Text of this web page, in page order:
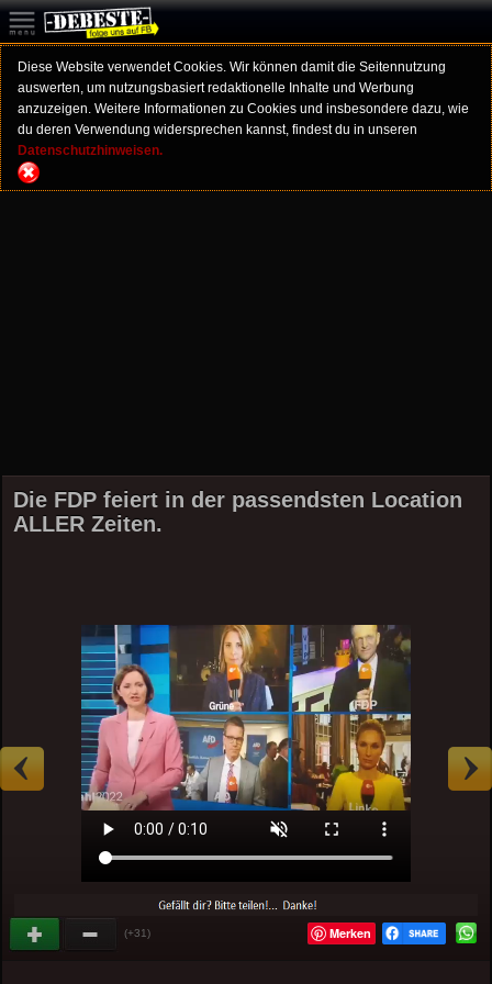
Diese Website verwendet Cookies. Wir können damit die Seitennutzung
auswerten, um nutzungsbasiert redaktionelle Inhalte und Werbung
anzuzeigen. Weitere Informationen zu Cookies und insbesondere dazu, wie
du deren Verwendung widersprechen kannst, findest du in unseren
Datenschutzhinweisen.
Die FDP feiert in der passendsten Location
ALLER Zeiten.
(+31) Merken